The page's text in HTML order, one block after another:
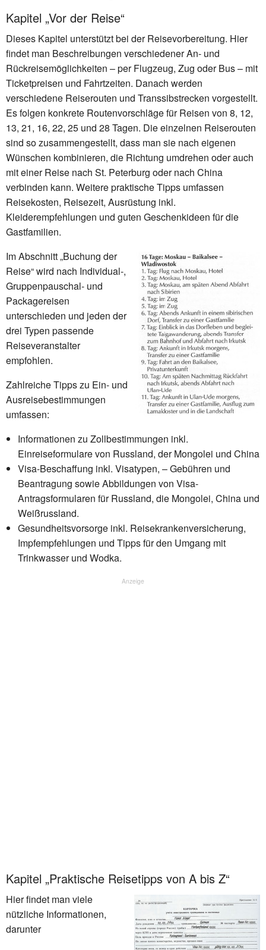
Kapitel „Vor der Reise“
Dieses Kapitel unterstützt bei der Reisevorbereitung. Hier
findet man Beschreibungen verschiedener An- und
Rückreisemöglichkeiten – per Flugzeug, Zug oder Bus – mit
Ticketpreisen und Fahrtzeiten. Danach werden
verschiedene Reiserouten und Transsibstrecken vorgestellt.
Es folgen konkrete Routenvorschläge für Reisen von 8, 12,
13, 21, 16, 22, 25 und 28 Tagen. Die einzelnen Reiserouten
sind so zusammengestellt, dass man sie nach eigenen
Wünschen kombinieren, die Richtung umdrehen oder auch
mit einer Reise nach St. Peterburg oder nach China
verbinden kann. Weitere praktische Tipps umfassen
Reisekosten, Reisezeit, Ausrüstung inkl.
Kleiderempfehlungen und guten Geschenkideen für die
Gastfamilien.
Im Abschnitt „Buchung der
Reise“ wird nach Individual-,
Gruppenpauschal- und
Packagereisen
unterschieden und jeden der
drei Typen passende
Reiseveranstalter
empfohlen.
Zahlreiche Tipps zu Ein- und
Ausreisebestimmungen
umfassen:
Informationen zu Zollbestimmungen inkl.
Einreiseformulare von Russland, der Mongolei und China
Visa-Beschaffung inkl. Visatypen, – Gebühren und
Beantragung sowie Abbildungen von Visa-
Antragsformularen für Russland, die Mongolei, China und
Weißrussland.
Gesundheitsvorsorge inkl. Reisekrankenversicherung,
Impfempfehlungen und Tipps für den Umgang mit
Trinkwasser und Wodka.
Anzeige
Kapitel „Praktische Reisetipps von A bis Z“
Hier findet man viele
nützliche Informationen,
darunter